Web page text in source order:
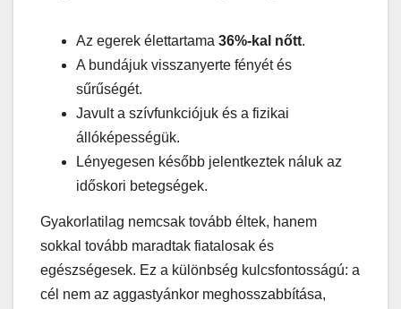
Az egerek élettartama 36%-kal nőtt.
A bundájuk visszanyerte fényét és
sűrűségét.
Javult a szívfunkciójuk és a fizikai
állóképességük.
Lényegesen később jelentkeztek náluk az
időskori betegségek.
Gyakorlatilag nemcsak tovább éltek, hanem
sokkal tovább maradtak fiatalosak és
egészségesek. Ez a különbség kulcsfontosságú: a
cél nem az aggastyánkor meghosszabbítása,